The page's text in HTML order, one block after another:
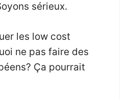
sérieux.
les low cost
ne pas faire des
Ça pourrait